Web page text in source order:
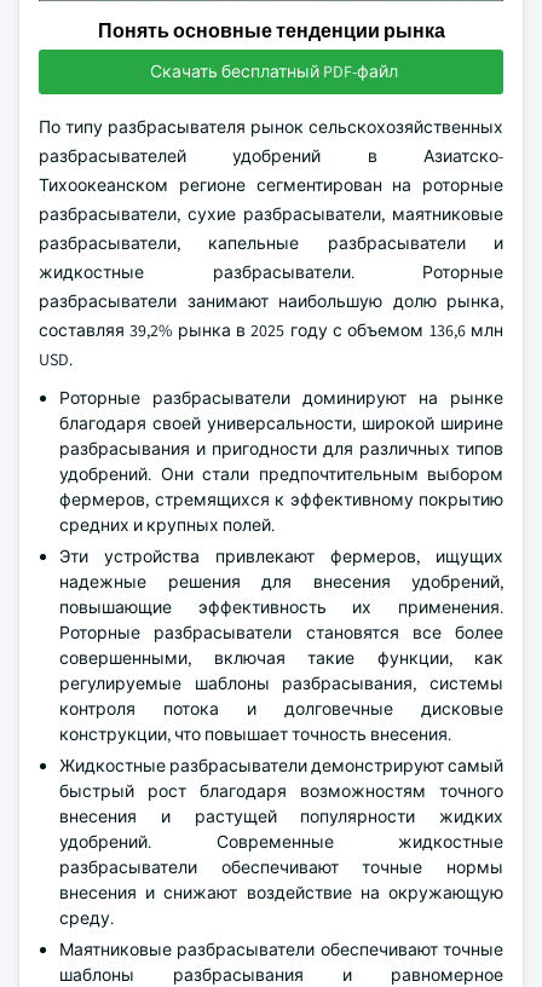
Понять основные тенденции рынка
Скачать бесплатный PDF-файл
По типу разбрасывателя рынок сельскохозяйственных
разбрасывателей удобрений в Азиатско-
Тихоокеанском регионе сегментирован на роторные
разбрасыватели, сухие разбрасыватели, маятниковые
разбрасыватели, капельные разбрасыватели и
жидкостные разбрасыватели. Роторные
разбрасыватели занимают наибольшую долю рынка,
составляя 39,2% рынка в 2025 году с объемом 136,6 млн
USD.
Роторные разбрасыватели доминируют на рынке
благодаря своей универсальности, широкой ширине
разбрасывания и пригодности для различных типов
удобрений. Они стали предпочтительным выбором
фермеров, стремящихся к эффективному покрытию
средних и крупных полей.
Эти устройства привлекают фермеров, ищущих
надежные решения для внесения удобрений,
повышающие эффективность их применения.
Роторные разбрасыватели становятся все более
совершенными, включая такие функции, как
регулируемые шаблоны разбрасывания, системы
контроля потока и долговечные дисковые
конструкции, что повышает точность внесения.
Жидкостные разбрасыватели демонстрируют самый
быстрый рост благодаря возможностям точного
внесения и растущей популярности жидких
удобрений. Современные жидкостные
разбрасыватели обеспечивают точные нормы
внесения и снижают воздействие на окружающую
среду.
Маятниковые разбрасыватели обеспечивают точные
шаблоны разбрасывания и равномерное